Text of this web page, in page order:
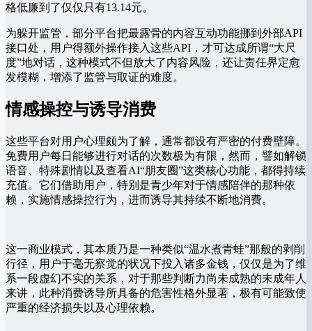
格低廉到了仅仅只有13.14元。
为躲开监管，部分平台把最露骨的内容互动功能挪到外部API
接口处，用户得额外操作接入这些API，才可达成所谓“大尺
度”地对话，这种模式不但放大了内容风险，还让责任界定愈
发模糊，增添了监管与取证的难度。
情感操控与诱导消费
这些平台对用户心理颇为了解，通常都设有严密的付费壁障。
免费用户每日能够进行对话的次数极为有限，然而，譬如解锁
语音、特殊剧情以及查看AI“朋友圈”这类核心功能，都得持续
充值。它们借助用户，特别是青少年对于情感陪伴的那种依
赖，实施情感操控行为，进而诱导其持续不断地消费。
这一商业模式，其本质乃是一种类似“温水煮青蛙”那般的剥削
行径，用户于毫无察觉的状况下投入诸多金钱，仅仅是为了维
系一段虚幻不实的关系，对于那些判断力尚未成熟的未成年人
来讲，此种消费诱导所具备的危害性格外显著，极有可能致使
严重的经济损失以及心理依赖。